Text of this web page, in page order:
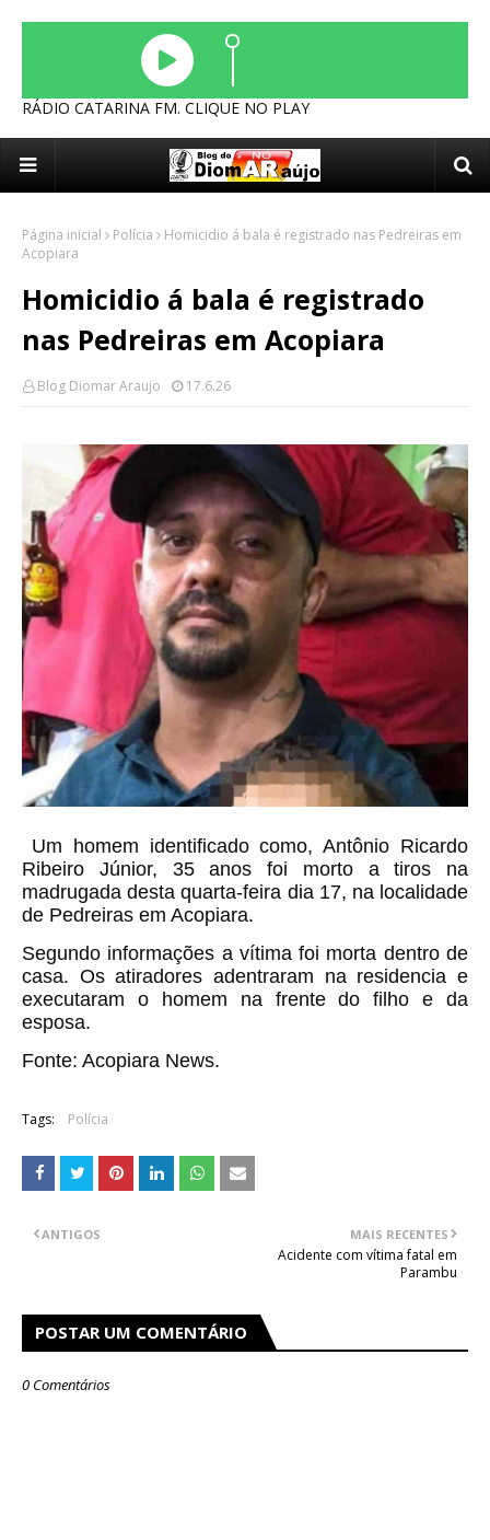
RÁDIO CATARINA FM. CLIQUE NO PLAY
Página inicial Polícia
Homicidio á bala é registrado nas Pedreiras em
Acopiara
Homicidio á bala é registrado
nas Pedreiras em Acopiara
Blog Diomar Araujo 17.6.26
Um homem identificado como, Antônio Ricardo
Ribeiro Júnior, 35 anos foi morto a tiros na
madrugada desta quarta-feira dia 17, na localidade
de Pedreiras em Acopiara.
Segundo informações a vítima foi morta dentro de
casa. Os atiradores adentraram na residencia e
executaram o homem na frente do filho e da
esposa.
Fonte: Acopiara News.
Tags: Polícia
MAIS RECENTES
Acidente com vítima fatal em
Parambu
ANTIGOS
POSTAR UM COMENTÁRIO
0 Comentários